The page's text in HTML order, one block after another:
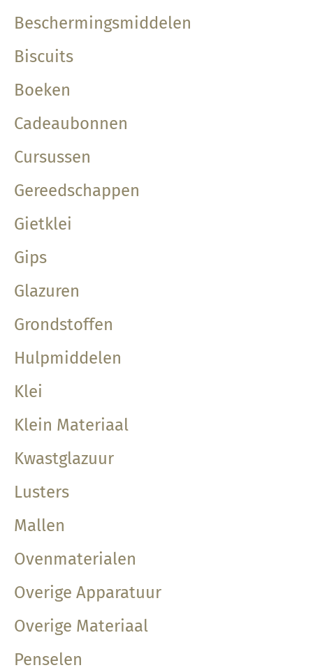
Beschermingsmiddelen
Biscuits
Boeken
Cadeaubonnen
Cursussen
Gereedschappen
Gietklei
Gips
Glazuren
Grondstoffen
Hulpmiddelen
Klei
Klein Materiaal
Kwastglazuur
Lusters
Mallen
Ovenmaterialen
Overige Apparatuur
Overige Materiaal
Penselen